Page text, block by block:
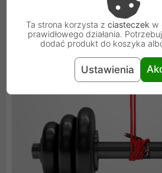
Ta strona korzysta z ciasteczek w
prawidłowego działania.
dodać produkt do koszyka
Ustawienia